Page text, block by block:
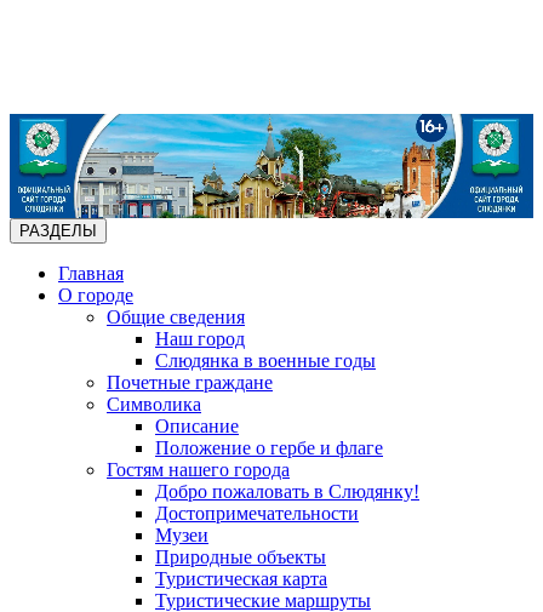
РАЗДЕЛЫ
Главная
О городе
Общие сведения
Наш город
Слюдянка в военные годы
Почетные граждане
Символика
Описание
Положение о гербе и флаге
Гостям нашего города
Добро пожаловать в Слюдянку!
Достопримечательности
Музеи
Природные объекты
Туристическая карта
Туристические маршруты